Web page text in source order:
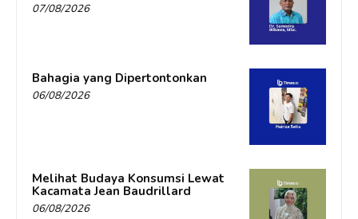
07/08/2026
Bahagia yang Dipertontonkan
06/08/2026
Melihat Budaya Konsumsi Lewat
Kacamata Jean Baudrillard
06/08/2026